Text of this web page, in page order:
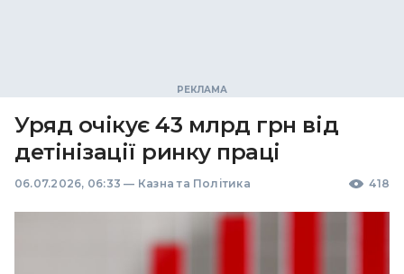
Уряд очікує 43 млрд грн від
детінізації ринку праці
06.07.2026, 06:33 — Казна та Політика 418